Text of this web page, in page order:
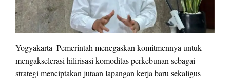
Yogyakarta  Pemerintah menegaskan komitmennya untuk
mengakselerasi hilirisasi komoditas perkebunan sebagai
strategi menciptakan jutaan lapangan kerja baru sekaligus